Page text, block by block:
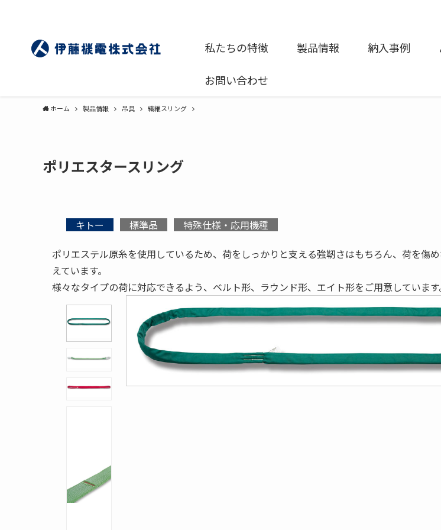
私たちの特徴 製品情報 納入事例
お問い合わせ
ホーム 製品情報 吊具 繊維スリング
ポリエスタースリング
キトー 標準品 特殊仕様・応用機種
ポリエステル原糸を使用しているため、荷をしっかりと支える強靭さはもちろん、荷を傷
えています。
様々なタイプの荷に対応できるよう、ベルト形、ラウンド形、エイト形をご用意しています